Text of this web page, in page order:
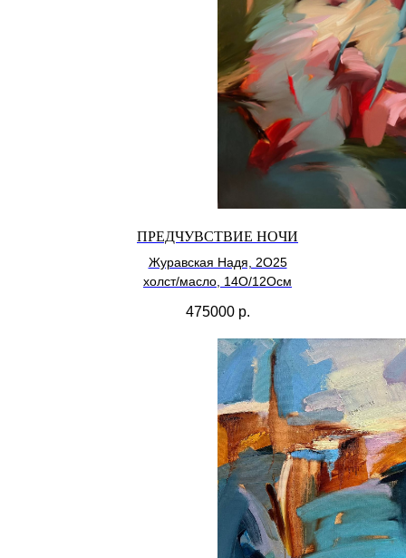
ПРЕДЧУВСТВИЕ НОЧИ
Журавская Надя, 2О25
холст/масло, 14О/12Осм
475000 р.